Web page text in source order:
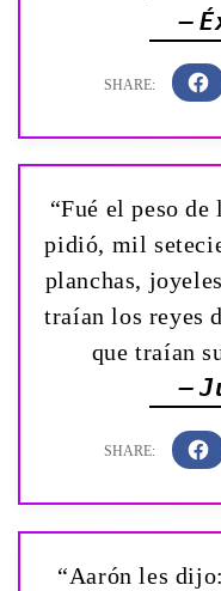
—
“Fué el peso
pidió, mil
planchas,
traían los reyes
que traían
—
“Aarón les